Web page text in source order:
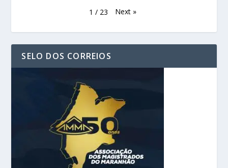
1 / 23 Next »
SELO DOS CORREIOS